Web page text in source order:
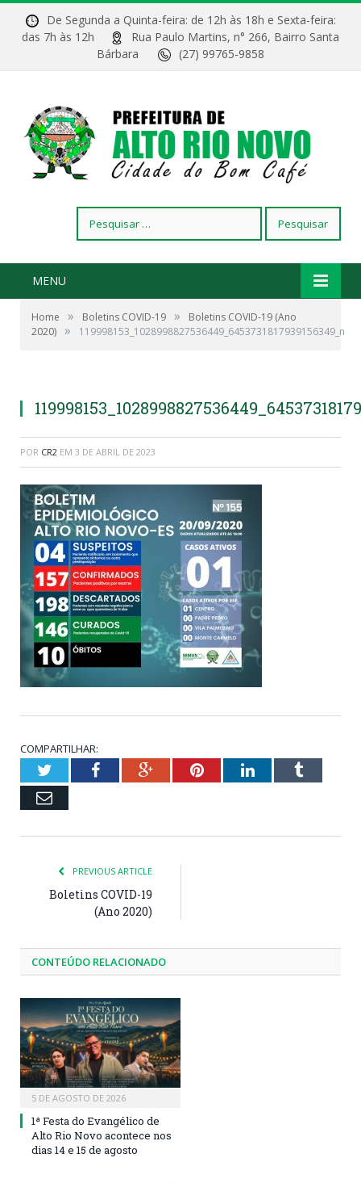
De Segunda a Quinta-feira: de 12h às 18h e Sexta-feira:
das 7h às 12h
Rua Paulo Martins, n° 266, Bairro Santa
Bárbara
(27) 99765-9858
por:
MENU
Home » Boletins COVID-19 »
Boletins COVID-19 (Ano
2020) » 119998153_1028998827536449_6453731817939156349_n
POR CR2 EM 3 DE ABRIL DE 2023
COMPARTILHAR:
TwitterFacebookGoogle+PinterestLinkedInTumblr
Email
PREVIOUS ARTICLE
Boletins COVID-19
(Ano 2020)
CONTEÚDO RELACIONADO
5 DE AGOSTO DE 2026
1ª Festa do Evangélico de
Alto Rio Novo acontece nos
dias 14 e 15 de agosto